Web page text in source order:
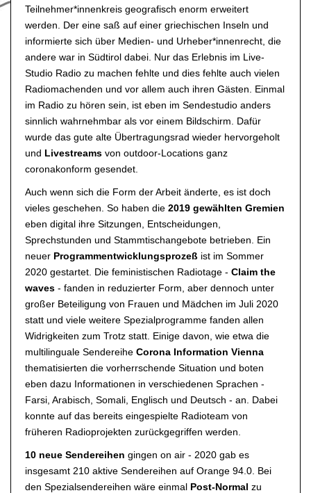
Teilnehmer*innenkreis geografisch enorm erweitert
werden. Der eine saß auf einer griechischen Inseln und
informierte sich über Medien- und Urheber*innenrecht, die
andere war in Südtirol dabei. Nur das Erlebnis im Live-
Studio Radio zu machen fehlte und dies fehlte auch vielen
Radiomachenden und vor allem auch ihren Gästen. Einmal
im Radio zu hören sein, ist eben im Sendestudio anders
sinnlich wahrnehmbar als vor einem Bildschirm. Dafür
wurde das gute alte Übertragungsrad wieder hervorgeholt
und Livestreams von outdoor-Locations ganz
coronakonform gesendet.
Auch wenn sich die Form der Arbeit änderte, es ist doch
vieles geschehen. So haben die 2019 gewählten Gremien
eben digital ihre Sitzungen, Entscheidungen,
Sprechstunden und Stammtischangebote betrieben. Ein
neuer Programmentwicklungsprozeß ist im Sommer
2020 gestartet. Die feministischen Radiotage - Claim the
waves - fanden in reduzierter Form, aber dennoch unter
großer Beteiligung von Frauen und Mädchen im Juli 2020
statt und viele weitere Spezialprogramme fanden allen
Widrigkeiten zum Trotz statt. Einige davon, wie etwa die
multilinguale Sendereihe Corona Information Vienna
thematisierten die vorherrschende Situation und boten
eben dazu Informationen in verschiedenen Sprachen -
Farsi, Arabisch, Somali, Englisch und Deutsch - an. Dabei
konnte auf das bereits eingespielte Radioteam von
früheren Radioprojekten zurückgegriffen werden.
10 neue Sendereihen gingen on air - 2020 gab es
insgesamt 210 aktive Sendereihen auf Orange 94.0. Bei
den Spezialsendereihen wäre einmal Post-Normal zu